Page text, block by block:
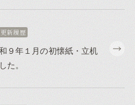
更新履歴
９年１月の初懐紙・立机
た。